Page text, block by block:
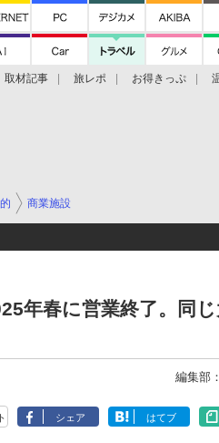
取材記事 旅レポ お得きっぷ
商業施設
年春に営業終了。同
編集部
シェア はてブ